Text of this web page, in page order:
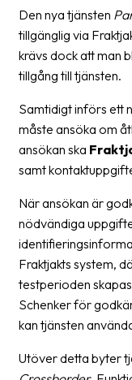
About
Fraktjakt
Media
Coworkers
Job
&
career
News
archive
Contact
us
Terms
Terms
and
Den nya tjänsten
tillgänglig via
krävs dock att man
tillgång till tjänsten.
Samtidigt införs ett
måste ansöka om
ansökan ska
samt
När ansökan är
nödvändiga
Fraktjakts system,
testperioden
Schenker för
kan tjänsten
Utöver detta byter